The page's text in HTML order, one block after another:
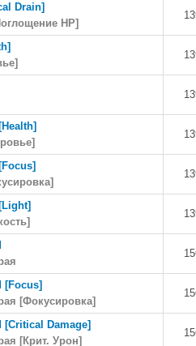
Drain]
HP]
[Focus]
[Фокусировка]
Damage]
[Крит. Урон]